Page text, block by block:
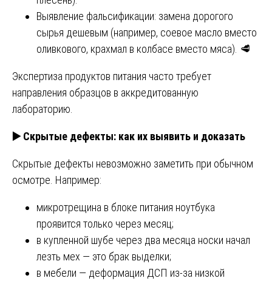
Выявление фальсификации: замена дорогого
сырья дешевым (например, соевое масло вместо
оливкового, крахмал в колбасе вместо мяса). 🥩
Экспертиза продуктов питания часто требует
направления образцов в аккредитованную
лабораторию.
▶️Скрытые дефекты: как их выявить и доказать
Скрытые дефекты невозможно заметить при обычном
осмотре. Например:
микротрещина в блоке питания ноутбука
проявится только через месяц;
в купленной шубе через два месяца носки начал
лезть мех — это брак выделки;
в мебели — деформация ДСП из-за низкой